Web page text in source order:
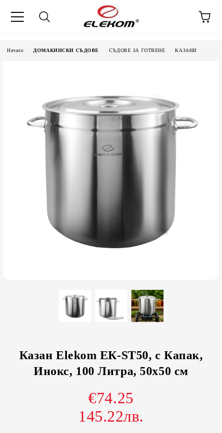
Начало ДОМАКИНСКИ СЪДОВЕ СЪДОВЕ ЗА ГОТВЕНЕ КАЗАНИ
Казан Elekom ЕК-ST50, с Капак,
Инокс, 100 Литра, 50х50 см
€74.25
145.22лв.